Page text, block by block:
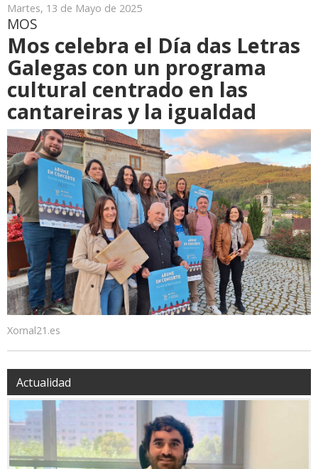
Martes, 13 de Mayo de 2025
MOS
Mos celebra el Día das Letras
Galegas con un programa
cultural centrado en las
cantareiras y la igualdad
Xornal21.es
Actualidad